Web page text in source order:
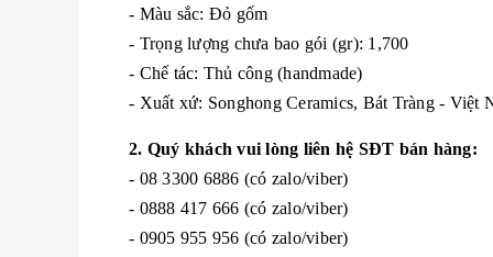
- Màu sắc: Đỏ gốm
- Trọng lượng chưa bao gói (gr): 1,700
- Chế tác: Thủ công (handmade)
- Xuất xứ: Songhong Ceramics, Bát Tràng - Việt
2. Quý khách vui lòng liên hệ SĐT bán hàng:
- 08 3300 6886 (có zalo/viber)
- 0888 417 666 (có zalo/viber)
- 0905 955 956 (có zalo/viber)